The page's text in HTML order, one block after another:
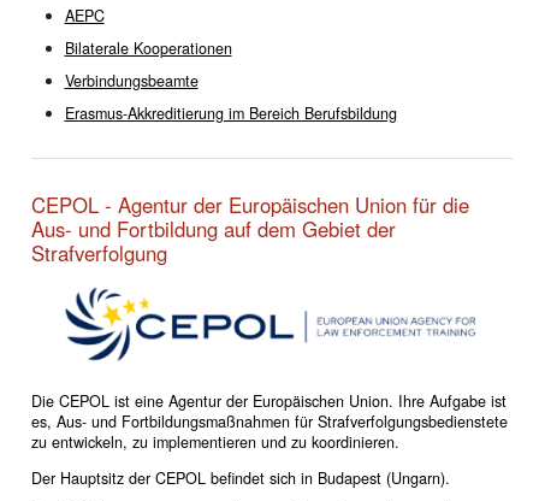
AEPC
Bilaterale Kooperationen
Verbindungsbeamte
Erasmus-Akkreditierung im Bereich Berufsbildung
CEPOL - Agentur der Europäischen Union für die
Aus- und Fortbildung auf dem Gebiet der
Strafverfolgung
Die CEPOL ist eine Agentur der Europäischen Union. Ihre Aufgabe ist
es, Aus- und Fortbildungsmaßnahmen für Strafverfolgungsbedienstete
zu entwickeln, zu implementieren und zu koordinieren.
Der Hauptsitz der CEPOL befindet sich in Budapest (Ungarn).